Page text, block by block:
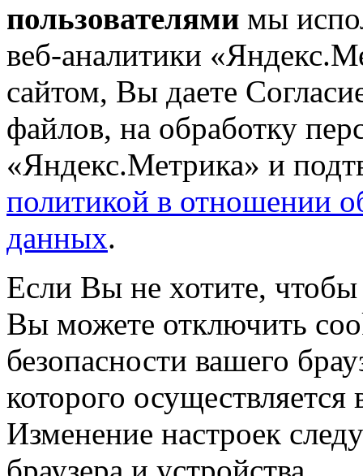
пользователями мы
веб-аналитики
сайтом, Вы даете
файлов, на обработку
«Яндекс.Метрика» и
политикой в отношении
данных.
Если Вы не хотите,
Вы можете отключить
безопасности вашего
которого
Изменение настроек